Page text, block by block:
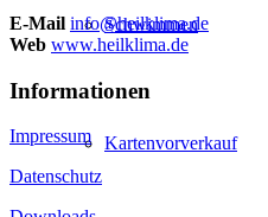
Schwimmen
Kartenvorverkauf
E-Mail info@heilklima.de
Web www.heilklima.de
Informationen
Impressum
Datenschutz